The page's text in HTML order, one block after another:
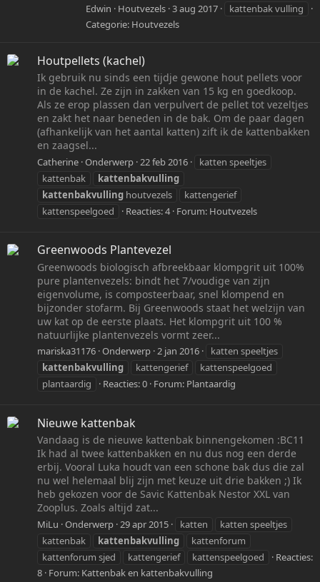
Edwin Houtvezels 3 aug 2017
kattenbak vulling
Categorie: Houtvezels
Houtpellets (kachel)
Ik gebruik nu sinds een tijdje gewone hout pellets voor
in de kachel. Ze zijn in zakken van 15 kg en goedkoop.
Als ze erop plassen dan verpulvert de pellet tot vezeltjes
en zakt het naar beneden in de bak. Om de paar dagen
(afhankelijk van het aantal katten) zift ik de kattenbakken
en zaagsel...
Catherine Onderwerp 22 feb 2016
katten speeltjes
kattenbak
kattenbakvulling
kattenbakvulling houtvezels
kattengerief
kattenspeelgoed
Reacties: 4 Forum: Houtvezels
Greenwoods Plantevezel
Greenwoods biologisch afbreekbaar klompgrit uit 100%
pure plantenvezels: bindt het 7/voudige van zijn
eigenvolume, is composteerbaar, snel klompend en
bijzonder stofarm. Bij Greenwoods staat het welzijn van
uw kat op de eerste plaats. Het klompgrit uit 100 %
natuurlijke plantenvezels vormt zeer...
mariska31176 Onderwerp 2 jan 2016
katten speeltjes
kattenbakvulling
kattengerief
kattenspeelgoed
plantaardig
Reacties: 0 Forum: Plantaardig
Nieuwe kattenbak
Vandaag is de nieuwe kattenbak binnengekomen :BC11
Ik had al twee kattenbakken en nu dus nog een derde
erbij. Vooral Luka houdt van een schone bak dus die zal
nu wel helemaal blij zijn met keuze uit drie bakken ;) Ik
heb gekozen voor de Savic Kattenbak Nestor XXL van
Zooplus. Zoals altijd zat...
MiLu Onderwerp 29 apr 2015 katten
katten speeltjes
kattenbak
kattenbakvulling
kattenforum
kattenforum sjed
kattengerief kattenspeelgoed
Reacties:
8 Forum: Kattenbak en kattenbakvulling